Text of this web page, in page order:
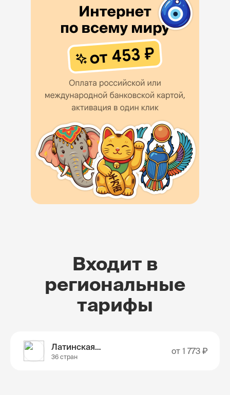
Входит в
региональные
тарифы
Латинская Америка
36 стран
от 1 773 ₽